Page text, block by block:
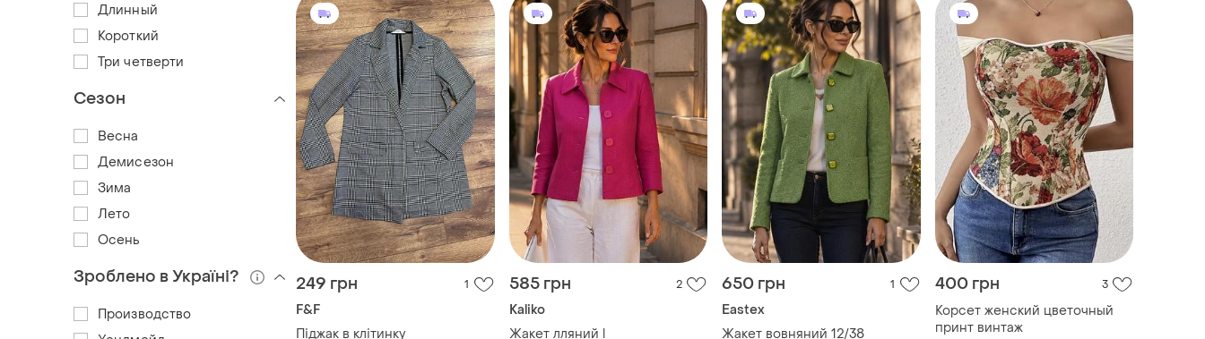
249 грн 1
F&F
Піджак в клітинку
585 грн 2
Kaliko
Жакет лляний l
650 грн 1
Eastex
Жакет вовняний 12/38
400 грн 3
Корсет женский цветочный
принт винтаж
Длинный
Короткий
Три четверти
Сезон
Весна
Демисезон
Зима
Лето
Осень
Зроблено в Україні?
Производство